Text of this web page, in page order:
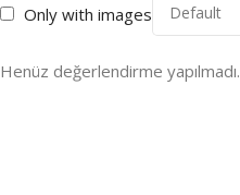
Only with images
Henüz değerlendirme yapılmadı.